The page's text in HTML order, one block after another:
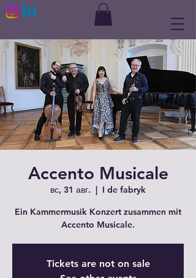
Accento Musicale
вс, 31 авг.
  |
I de fabryk
Ein Kammermusik Konzert zusammen mit
Accento Musicale.
Tickets are not on sale